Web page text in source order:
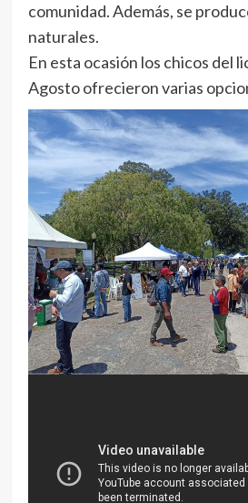
comunidad. Además, se
naturales.
En esta ocasión los chicos del
Agosto ofrecieron varias